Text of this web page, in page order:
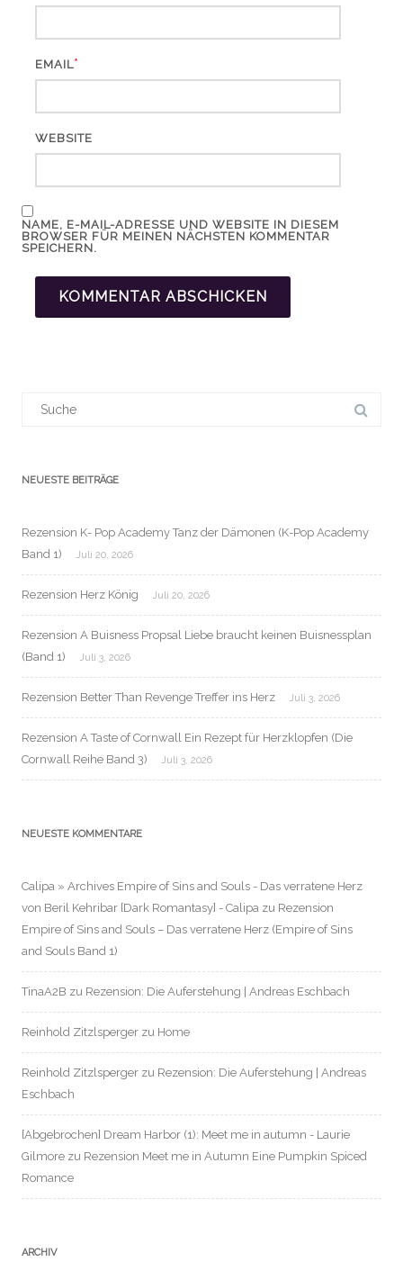
EMAIL*
WEBSITE
NAME, E-MAIL-ADRESSE UND WEBSITE IN DIESEM
BROWSER FÜR MEINEN NÄCHSTEN KOMMENTAR
SPEICHERN.
NEUESTE BEITRÄGE
Rezension K- Pop Academy Tanz der Dämonen (K-Pop Academy
Band 1)
Juli 20, 2026
Rezension Herz König Juli 20, 2026
Rezension A Buisness Propsal Liebe braucht keinen Buisnessplan
(Band 1)
Juli 3, 2026
Rezension Better Than Revenge Treffer ins Herz Juli 3, 2026
Rezension A Taste of Cornwall Ein Rezept für Herzklopfen (Die
Cornwall Reihe Band 3)
Juli 3, 2026
NEUESTE KOMMENTARE
Calipa » Archives Empire of Sins and Souls - Das verratene Herz
von Beril Kehribar [Dark Romantasy] - Calipa zu Rezension
Empire of Sins and Souls – Das verratene Herz (Empire of Sins
and Souls Band 1)
TinaA2B zu Rezension: Die Auferstehung | Andreas Eschbach
Reinhold Zitzlsperger zu Home
Reinhold Zitzlsperger zu Rezension: Die Auferstehung | Andreas
Eschbach
[Abgebrochen] Dream Harbor (1): Meet me in autumn - Laurie
Gilmore zu Rezension Meet me in Autumn Eine Pumpkin Spiced
Romance
ARCHIV